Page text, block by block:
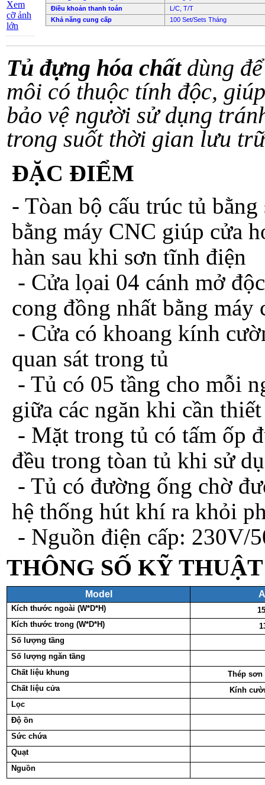
Xem
cỡ ảnh
lớn
Điều khoản thanh toán
L/C, T/T
Khả năng cung cấp
100 Set/Sets Tháng
Tủ đựng hóa chấtdùng
môi có thuộc tính độc,
bảo vệ người sử dụng
trong suốt thời gian lưu
ĐẶC ĐIỂM
- Tòan bộ cấu trúc tủ
bằng máy CNC giúp cửa
hàn sau khi sơn tĩnh điện
- Cửa lọai 04 cánh mở
cong đồng nhất bằng máy
- Cửa có khoang kính
quan sát trong tủ
- Tủ có 05 tầng cho mỗi
giữa các ngăn khi cần thiết
- Mặt trong tủ có tấm ốp
đều trong tòan tủ khi sử
- Tủ có đường ống chờ
hệ thống hút khí ra khỏi
- Nguồn điện cấp: 230V/
THÔNG SỐ KỸ THUẬT
Model
Kích thước ngoài (W*D*H)
Kích thước trong (W*D*H)
Số lượng tầng
Số lượng ngăn tầng
Chất liệu khung
Thép sơn
Chất liệu cửa
Kính
Lọc
Độ ồn
Sức chứa
Quạt
Nguồn